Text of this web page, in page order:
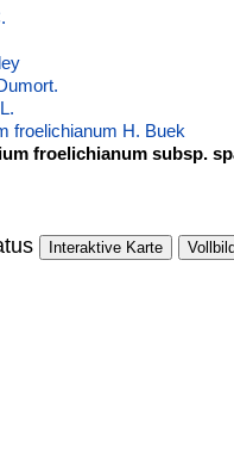
froelichianum H. Buek
froelichianum subsp.
Interaktive Karte